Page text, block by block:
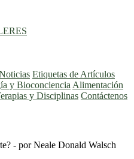
Etiquetas de Artículos
y Bioconciencia Alimentación
y Disciplinas Contáctenos
- por Neale Donald Walsch